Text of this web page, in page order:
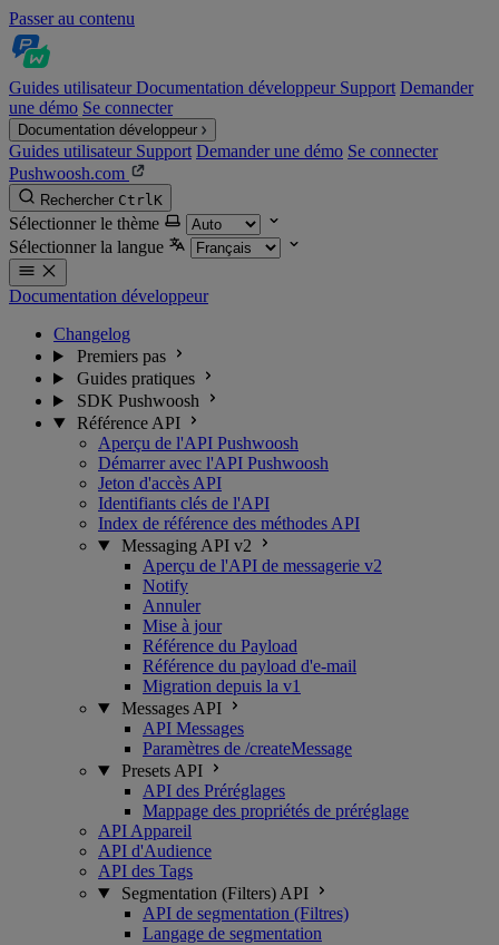
Passer au contenu
Guides utilisateurDocumentation développeur Support Demander
une démo Se connecter
Documentation développeur
Guides utilisateur Support Demander une démo Se connecter
Pushwoosh.com
Rechercher CtrlK
Sélectionner le thème
Sélectionner la langue
Documentation développeur
Changelog
Premiers pas
Guides pratiques
SDK Pushwoosh
Référence API
Aperçu de l'API Pushwoosh
Démarrer avec l'API Pushwoosh
Jeton d'accès API
Identifiants clés de l'API
Index de référence des méthodes API
Messaging API v2
Aperçu de l'API de messagerie v2
Notify
Annuler
Mise à jour
Référence du Payload
Référence du payload d'e-mail
Migration depuis la v1
Messages API
API Messages
Paramètres de /createMessage
Presets API
API des Préréglages
Mappage des propriétés de préréglage
API Appareil
API d'Audience
API des Tags
Segmentation (Filters) API
API de segmentation (Filtres)
Langage de segmentation